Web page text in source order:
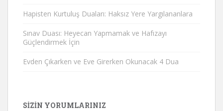
Hapisten Kurtuluş Duaları: Haksız Yere Yargılananlara
Sınav Duası: Heyecan Yapmamak ve Hafızayı
Güçlendirmek İçin
Evden Çıkarken ve Eve Girerken Okunacak 4 Dua
SIZIN YORUMLARINIZ